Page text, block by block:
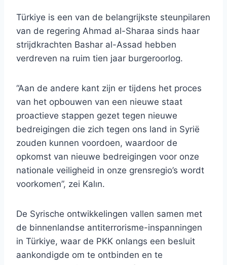
Türkiye is een van de belangrijkste steunpilaren
van de regering Ahmad al-Sharaa sinds haar
strijdkrachten Bashar al-Assad hebben
verdreven na ruim tien jaar burgeroorlog.
“Aan de andere kant zijn er tijdens het proces
van het opbouwen van een nieuwe staat
proactieve stappen gezet tegen nieuwe
bedreigingen die zich tegen ons land in Syrië
zouden kunnen voordoen, waardoor de
opkomst van nieuwe bedreigingen voor onze
nationale veiligheid in onze grensregio’s wordt
voorkomen”, zei Kalın.
De Syrische ontwikkelingen vallen samen met
de binnenlandse antiterrorisme-inspanningen
in Türkiye, waar de PKK onlangs een besluit
aankondigde om te ontbinden en te